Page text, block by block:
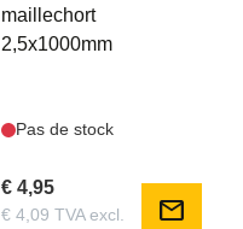
maillechort
2,5x1000mm
Pas de stock
€ 4,95
€ 4,09 TVA excl. mail